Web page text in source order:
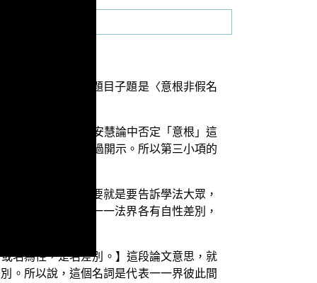
蘊真義」，今天題目子題是〈意根非假名
八界，當然不是安慧論中否定「意根」這
界」這個意涵作過開示。所以第三小項的
」這個名相，主要就是要告訴學法大眾，
明一切法。因為一一法界各有自性差別，
名為性，是名差別。】這段論文意思，就
。所以說，這個名詞是代表一一界彼此間